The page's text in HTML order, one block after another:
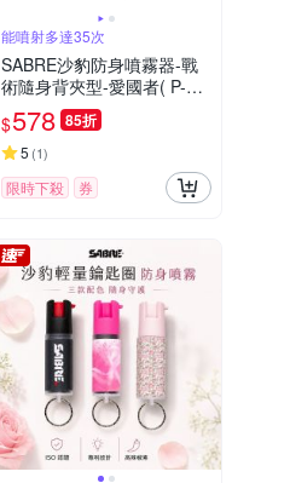
能噴射多達35次
SABRE沙豹防身噴霧器-戰
術隨身背夾型-愛國者( P-22
G-PAT)
$578 85折
5 (1)
限時下殺 券